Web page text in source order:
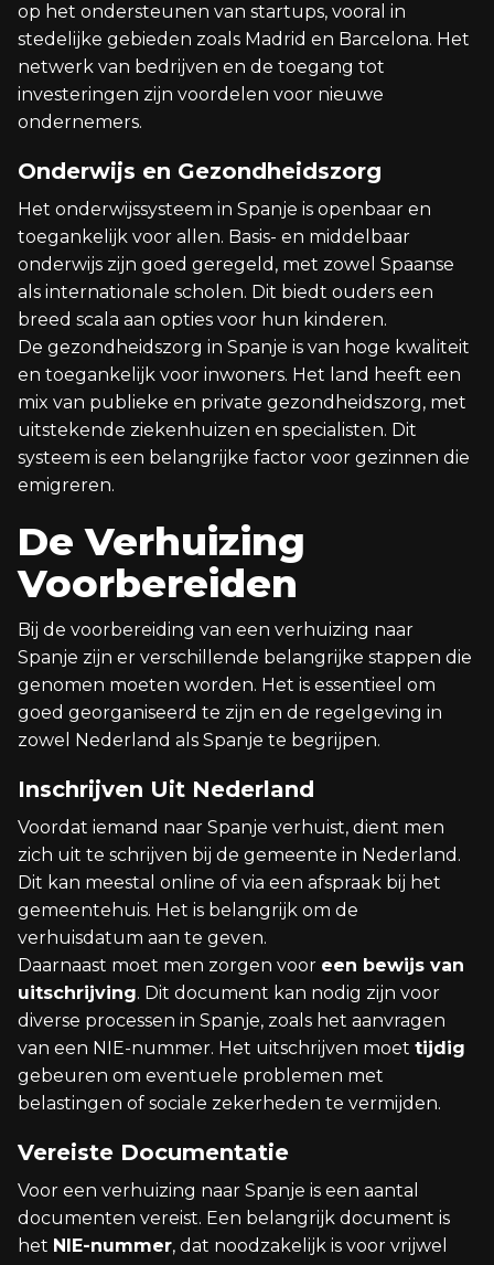
op het ondersteunen van startups, vooral in
stedelijke gebieden zoals Madrid en Barcelona. Het
netwerk van bedrijven en de toegang tot
investeringen zijn voordelen voor nieuwe
ondernemers.
Onderwijs en Gezondheidszorg
Het onderwijssysteem in Spanje is openbaar en
toegankelijk voor allen. Basis- en middelbaar
onderwijs zijn goed geregeld, met zowel Spaanse
als internationale scholen. Dit biedt ouders een
breed scala aan opties voor hun kinderen.
De gezondheidszorg in Spanje is van hoge kwaliteit
en toegankelijk voor inwoners. Het land heeft een
mix van publieke en private gezondheidszorg, met
uitstekende ziekenhuizen en specialisten. Dit
systeem is een belangrijke factor voor gezinnen die
emigreren.
De Verhuizing
Voorbereiden
Bij de voorbereiding van een verhuizing naar
Spanje zijn er verschillende belangrijke stappen die
genomen moeten worden. Het is essentieel om
goed georganiseerd te zijn en de regelgeving in
zowel Nederland als Spanje te begrijpen.
Inschrijven Uit Nederland
Voordat iemand naar Spanje verhuist, dient men
zich uit te schrijven bij de gemeente in Nederland.
Dit kan meestal online of via een afspraak bij het
gemeentehuis. Het is belangrijk om de
verhuisdatum aan te geven.
Daarnaast moet men zorgen voor een bewijs van
uitschrijving. Dit document kan nodig zijn voor
diverse processen in Spanje, zoals het aanvragen
van een NIE-nummer. Het uitschrijven moet tijdig
gebeuren om eventuele problemen met
belastingen of sociale zekerheden te vermijden.
Vereiste Documentatie
Voor een verhuizing naar Spanje is een aantal
documenten vereist. Een belangrijk document is
het NIE-nummer, dat noodzakelijk is voor vrijwel